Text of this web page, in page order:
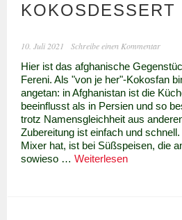
KOKOSDESSERT
10. Juli 2021 Schreibe einen Kommentar
Hier ist das afghanische
Fereni. Als "von je her"-Kokosfan
angetan: in Afghanistan ist die
beeinflusst als in Persien und so
trotz Namensgleichheit aus
Zubereitung ist einfach und
Mixer hat, ist bei Süßspeisen, die
sowieso …WeiterlesenFreni